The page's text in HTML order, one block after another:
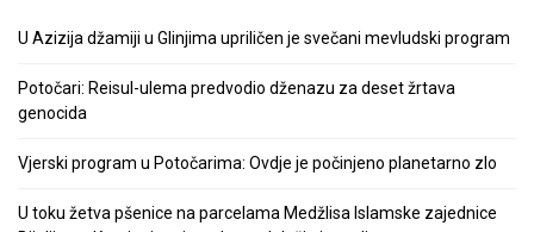
U Azizija džamiji u Glinjima upriličen je svečani mevludski program
Potočari: Reisul-ulema predvodio dženazu za deset žrtava
genocida
Vjerski program u Potočarima: Ovdje je počinjeno planetarno zlo
U toku žetva pšenice na parcelama Medžlisa Islamske zajednice